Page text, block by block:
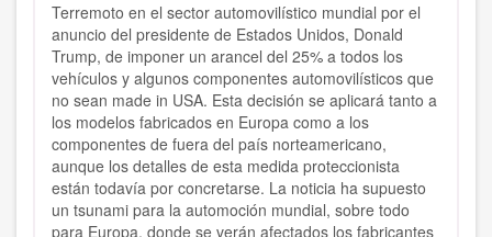
Terremoto en el sector automovilístico mundial por el
anuncio del presidente de Estados Unidos, Donald
Trump, de imponer un arancel del 25% a todos los
vehículos y algunos componentes automovilísticos que
no sean made in USA. Esta decisión se aplicará tanto a
los modelos fabricados en Europa como a los
componentes de fuera del país norteamericano,
aunque los detalles de esta medida proteccionista
están todavía por concretarse. La noticia ha supuesto
un tsunami para la automoción mundial, sobre todo
para Europa, donde se verán afectados los fabricantes